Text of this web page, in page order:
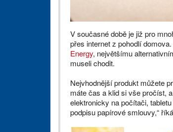
V současné době je již pro
přes internet z pohodlí
Energy, největšímu
museli chodit.
Nejvhodnější produkt můžete
máte čas a klid si vše pročíst,
elektronicky na počítači,
podpisu papírové smlouvy,“